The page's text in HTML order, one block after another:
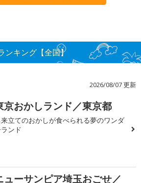
ンキング【全国】
2026/08/07 更新
京おかしランド／東京都
立てのおかしが食べられる夢のワンダ
ンド
ューサンピア埼玉おごせ／